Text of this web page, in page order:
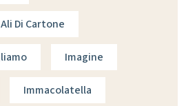
Di Cartone
Imagine
Immacolatella